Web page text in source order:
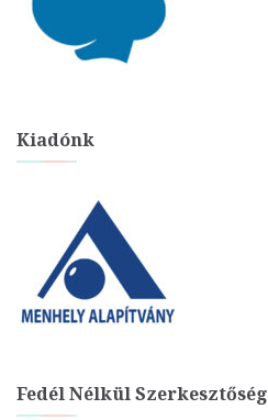
Kiadónk
Fedél Nélkül Szerkesztőség